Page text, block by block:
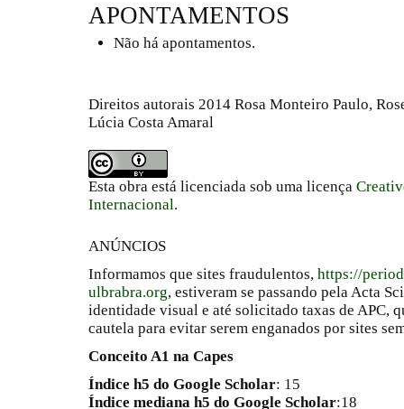
APONTAMENTOS
Não há apontamentos.
Direitos autorais 2014 Rosa Monteiro Paulo,
Lúcia Costa Amaral
Esta obra está licenciada sob uma licença
Internacional.
ANÚNCIOS
Informamos que sites fraudulentos, https://
ulbrabra.org, estiveram se passando pela Acta
identidade visual e até solicitado taxas de APC,
cautela para evitar serem enganados por sites
Conceito A1 na Capes
Índice h5 do Google Scholar: 15
Índice mediana h5 do Google Scholar:18